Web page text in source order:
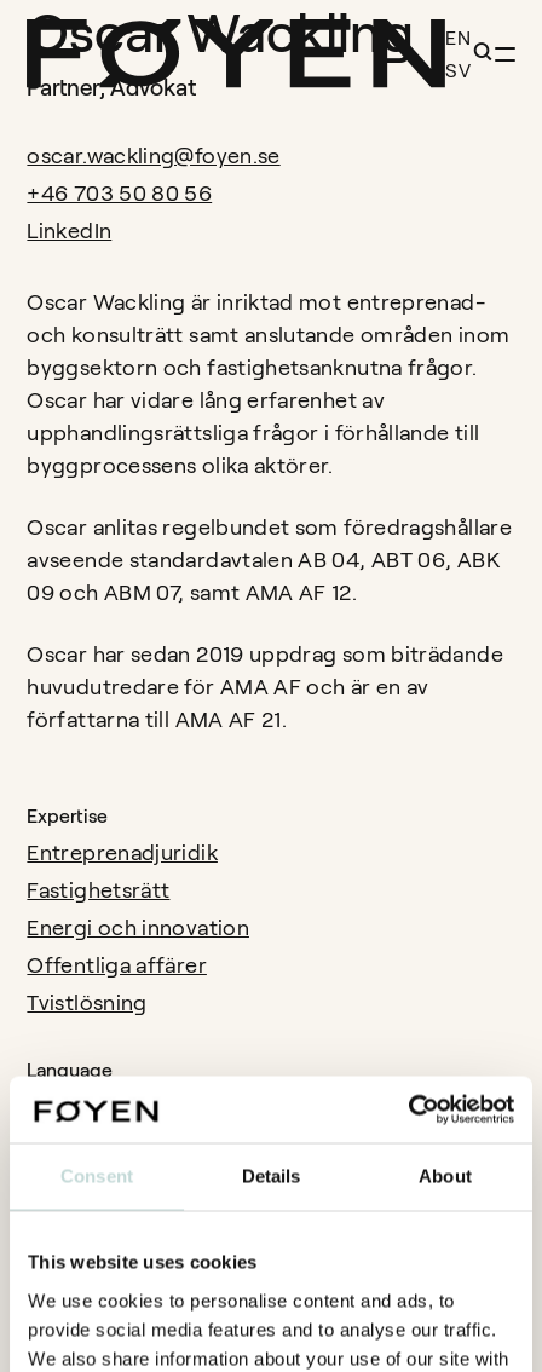
Consent Details About
This website uses cookies
We use cookies to personalise content and ads, to
provide social media features and to analyse our traffic.
We also share information about your use of our site with
EN
SV
Oscar Wackling
Partner, Advokat
oscar.wackling@foyen.se
+46 703 50 80 56
LinkedIn
Oscar Wackling är inriktad mot entreprenad-
och konsulträtt samt anslutande områden inom
byggsektorn och fastighetsanknutna frågor.
Oscar har vidare lång erfarenhet av
upphandlingsrättsliga frågor i förhållande till
byggprocessens olika aktörer.
Oscar anlitas regelbundet som föredragshållare
avseende standardavtalen AB 04, ABT 06, ABK
09 och ABM 07, samt AMA AF 12.
Oscar har sedan 2019 uppdrag som biträdande
huvudutredare för AMA AF och är en av
författarna till AMA AF 21.
Expertise
Entreprenadjuridik
Fastighetsrätt
Energi och innovation
Offentliga affärer
Tvistlösning
Language
Engelska